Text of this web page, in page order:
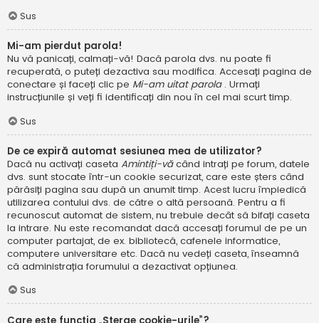
Sus
Mi-am pierdut parola!
Nu vă panicați, calmați-vă! Dacă parola dvs. nu poate fi
recuperată, o puteți dezactiva sau modifica. Accesați pagina de
conectare și faceți clic pe Mi-am uitat parola . Urmați
instrucțiunile și veți fi identificați din nou în cel mai scurt timp.
Sus
De ce expiră automat sesiunea mea de utilizator?
Dacă nu activați caseta Amintiți-văcând intrați pe forum, datele
dvs. sunt stocate într-un cookie securizat, care este șters când
părăsiți pagina sau după un anumit timp. Acest lucru împiedică
utilizarea contului dvs. de către o altă persoană. Pentru a fi
recunoscut automat de sistem, nu trebuie decât să bifați caseta
la intrare. Nu este recomandat dacă accesați forumul de pe un
computer partajat, de ex. bibliotecă, cafenele informatice,
computere universitare etc. Dacă nu vedeți caseta, înseamnă
că administrația forumului a dezactivat opțiunea.
Sus
Care este funcția „Șterge cookie-urile”?